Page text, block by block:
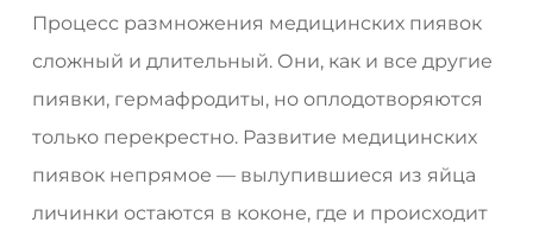
Процесс размножения медицинских пиявок
сложный и длительный. Они, как и все другие
пиявки, гермафродиты, но оплодотворяются
только перекрестно. Развитие медицинских
пиявок непрямое — вылупившиеся из яйца
личинки остаются в коконе, где и происходит